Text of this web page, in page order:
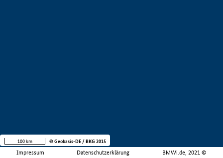
Impressum Datenschutzerklärung BMWi.de, 2021 ©
100 km © Geobasis-DE / BKG 2015